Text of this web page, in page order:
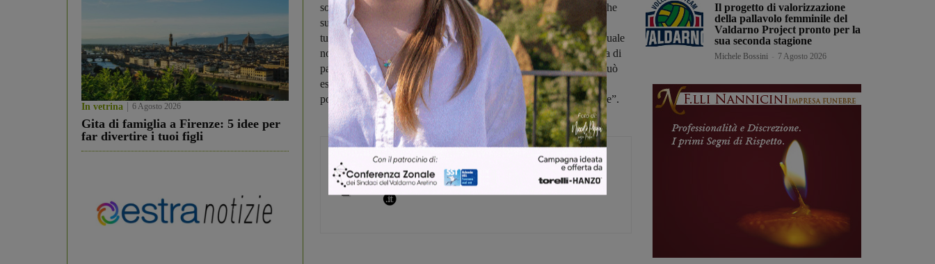
In vetrina 6 Agosto 2026
Gita di famiglia a Firenze: 5 idee per
far divertire i tuoi figli
sociali, di nuovi spazi di socialità e di aggregazione, nuove politiche
sullo sport, sulle
tutele del lavoro, sulla scuola pubblica. Un sistema di potere nel quale
non c’è stato alcun ricambio negli anni della classe dirigente, priva di
passione civile, idealità e valori dei quali una destra fascista non può
essere l’alternativa poiché neoliberista, autoritaria, sovranista e
populista, compromessa anch’essa al mercato e alle grandi imprese”.
Monica Campani
Direttore
Il progetto di valorizzazione
della pallavolo femminile del
Valdarno Project pronto per la
sua seconda stagione
Michele Bossini 7 Agosto 2026